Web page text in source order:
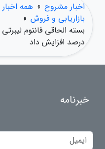
اخبار مشروح » همه
بازاریابی و فروش »
درصد افزایش داد
خبرنامه